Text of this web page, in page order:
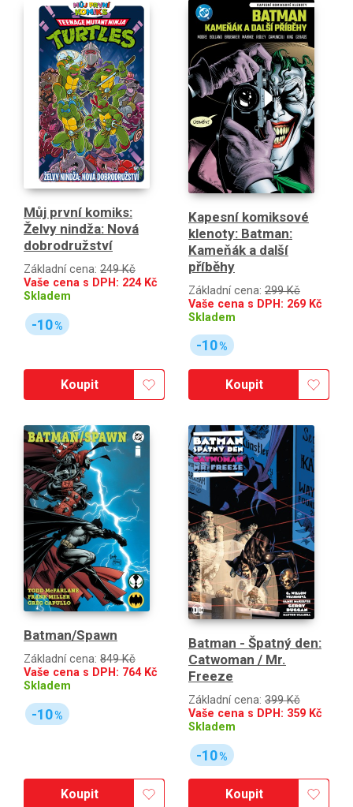
Můj první komiks:
Želvy nindža: Nová
dobrodružství
Základní cena: 249 Kč
Vaše cena s DPH: 224Kč
Skladem
-10%
Koupit
Kapesní komiksové
klenoty: Batman:
Kameňák a další
příběhy
Základní cena: 299 Kč
Vaše cena s DPH: 269 Kč
Skladem
-10%
Koupit
Batman/Spawn
Základní cena: 849 Kč
Vaše cena s DPH: 764Kč
Skladem
-10%
Koupit
Batman - Špatný den:
Catwoman / Mr.
Freeze
Základní cena: 399 Kč
Vaše cena s DPH: 359 Kč
Skladem
-10%
Koupit